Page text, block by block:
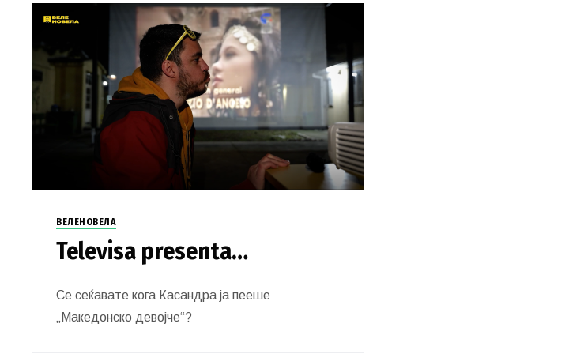
ВЕЛЕНОВЕЛА
Televisa presenta…
Се сеќавате кога Касандра ја пееше
„Македонско девојче“?